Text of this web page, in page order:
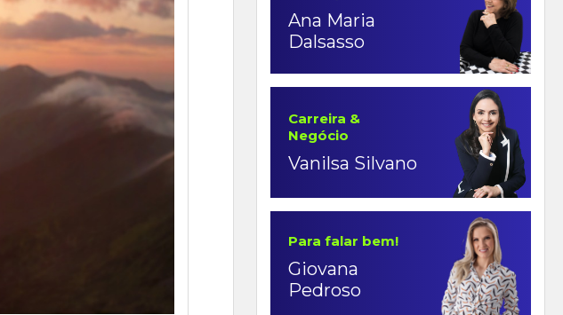
Ana Maria
Dalsasso
Carreira &
Negócio
Vanilsa Silvano
Para falar bem!
Giovana
Pedroso